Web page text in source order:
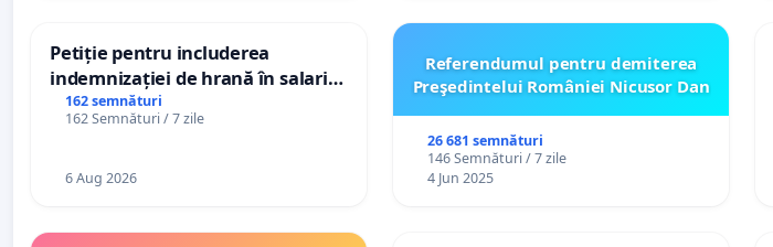
Petiție pentru includerea
indemnizației de hrană în salariul
de bază și protejarea gradațiilor
de vechime pentru asistenții
162 semnături
162 Semnături / 7 zile
6 Aug 2026
Referendumul pentru demiterea
Preşedintelui României Nicusor Dan
26 681 semnături
146 Semnături / 7 zile
4 Jun 2025